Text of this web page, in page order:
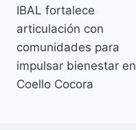
de
entradas
IBAL fortalece
articulación con
comunidades para
impulsar bienestar en
Coello Cocora